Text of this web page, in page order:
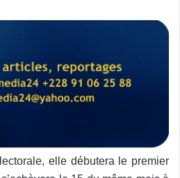
elle débutera le premier